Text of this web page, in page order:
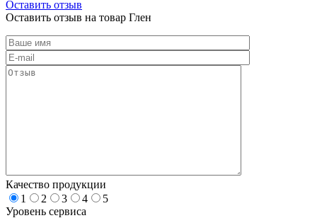
Оставить отзыв
Оставить отзыв на товар Глен
Качество продукции
1
2 3 4
5
Уровень сервиса